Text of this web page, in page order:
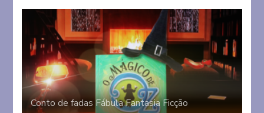
Conto de fadas FábulaFantasiaFicção